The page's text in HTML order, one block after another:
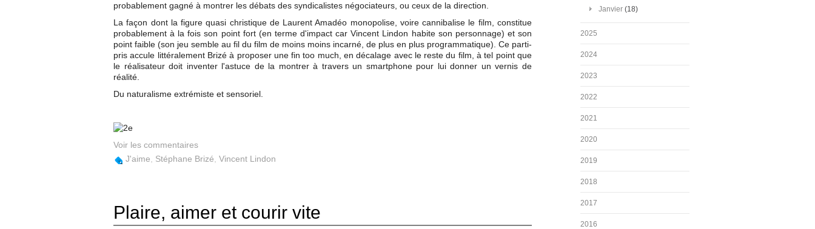
probablement gagné à montrer les débats des syndicalistes négociateurs, ou ceux de la direction.
La façon dont la figure quasi christique de Laurent Amadéo monopolise, voire cannibalise le film, constitue
probablement à la fois son point fort (en terme d'impact car Vincent Lindon habite son personnage) et son
point faible (son jeu semble au fil du film de moins moins incarné, de plus en plus programmatique). Ce parti-
pris accule littéralement Brizé à proposer une fin too much, en décalage avec le reste du film, à tel point que
le réalisateur doit inventer l'astuce de la montrer à travers un smartphone pour lui donner un vernis de
réalité.
Du naturalisme extrémiste et sensoriel.
Voir les commentaires
J'aime
Stéphane Brizé Vincent Lindon
Plaire, aimer et courir vite
Janvier (18)
2025
2024
2023
2022
2021
2020
2019
2018
2017
2016